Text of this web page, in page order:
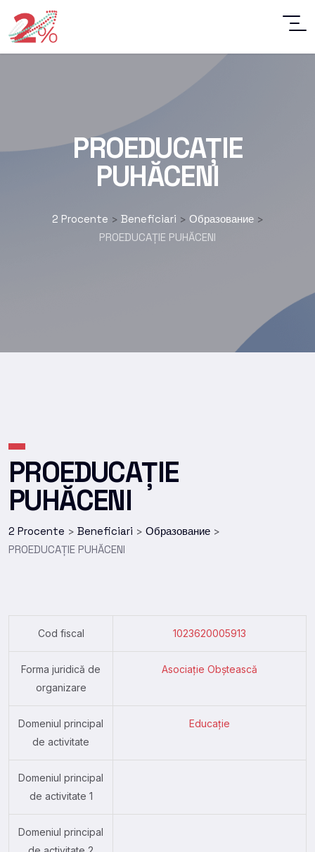
PROEDUCAȚIE
PUHĂCENI
2 Procente > Beneficiari > Образование>
PROEDUCAȚIE PUHĂCENI
PROEDUCAȚIE
PUHĂCENI
2 Procente > Beneficiari > Образование >
PROEDUCAȚIE PUHĂCENI
Cod fiscal 1023620005913
Forma juridică de
organizare
Asociație Obștească
Domeniul principal
de activitate
Educație
Domeniul principal
de activitate 1
Domeniul principal